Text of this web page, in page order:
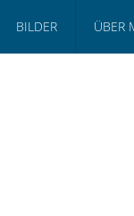
BILDER ÜBER